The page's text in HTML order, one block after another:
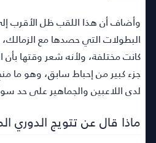
وأضاف أن هذا اللقب ظل الأقرب
البطولات التي حصدها مع
كانت مختلفة، ولأنه شعر وقتها
جزء كبير من إحباط سابق، وهو ما
لدى اللاعبين والجماهير على حد
ماذا قال عن تتويج الدوري